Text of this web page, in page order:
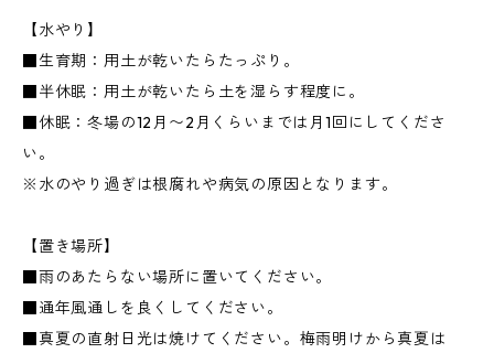
【水やり】
■生育期：用土が乾いたらたっぷり。
■半休眠：用土が乾いたら土を湿らす程度に。
■休眠：冬場の12月〜2月くらいまでは月1回にしてくださ
い。
※水のやり過ぎは根腐れや病気の原因となります。
【置き場所】
■雨のあたらない場所に置いてください。
■通年風通しを良くしてください。
■真夏の直射日光は焼けてください。梅雨明けから真夏は